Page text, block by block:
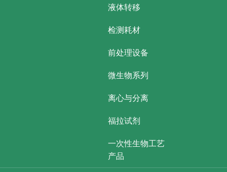
液体转移
检测耗材
前处理设备
微生物系列
离心与分离
福拉试剂
一次性生物工艺
产品